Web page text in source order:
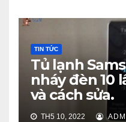
TIN TỨC
Tủ lạnh
nháy đèn 10
và cách sửa.
TH5 10, 2022